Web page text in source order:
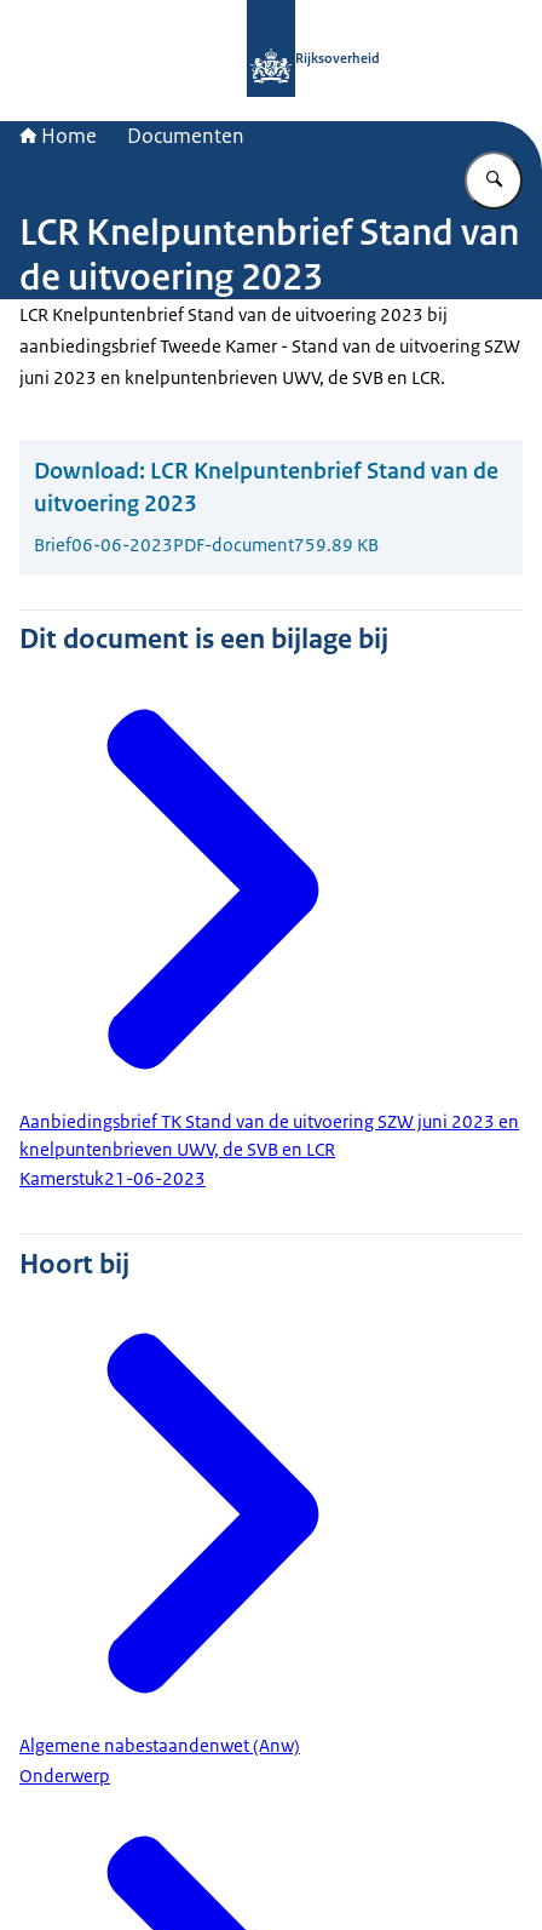
Rijksoverheid
Home Documenten
LCR Knelpuntenbrief Stand van
de uitvoering 2023
LCR Knelpuntenbrief Stand van de uitvoering 2023 bij
aanbiedingsbrief Tweede Kamer - Stand van de uitvoering SZW
juni 2023 en knelpuntenbrieven UWV, de SVB en LCR.
Download: LCR Knelpuntenbrief Stand van de
uitvoering 2023
Brief06-06-2023PDF-document759.89 KB
Dit document is een bijlage bij
Aanbiedingsbrief TK Stand van de uitvoering SZW juni 2023 en
knelpuntenbrieven UWV, de SVB en LCR
Kamerstuk21-06-2023
Hoort bij
Algemene nabestaandenwet (Anw)
Onderwerp